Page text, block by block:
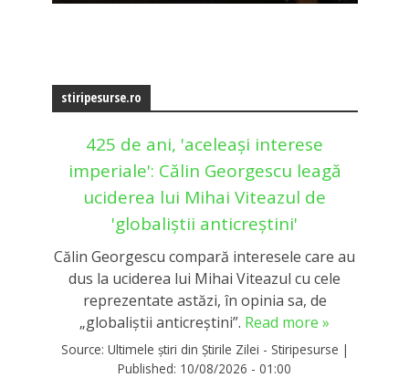
stiripesurse.ro
425 de ani, 'aceleași interese
imperiale': Călin Georgescu leagă
uciderea lui Mihai Viteazul de
'globaliștii anticreștini'
Călin Georgescu compară interesele care au
dus la uciderea lui Mihai Viteazul cu cele
reprezentate astăzi, în opinia sa, de
„globaliștii anticreștini”. Read more »
Source: Ultimele știri din Știrile Zilei - Stiripesurse |
Published: 10/08/2026 - 01:00